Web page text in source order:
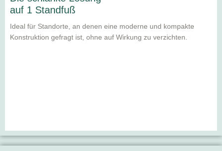
auf 1 Standfuß
Ideal für Standorte, an denen eine moderne und kompakte
Konstruktion gefragt ist, ohne auf Wirkung zu verzichten.